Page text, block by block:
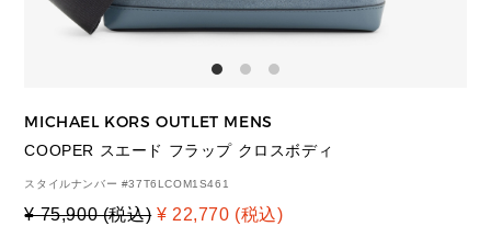
MICHAEL KORS OUTLET MENS
COOPER スエード フラップ クロスボディ
スタイルナンバー #37T6LCOM1S461
¥ 75,900 (税込) ¥ 22,770 (税込)